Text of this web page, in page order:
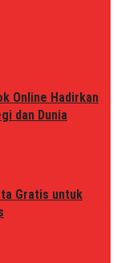
Online Hadirkan
dan Dunia
Gratis untuk